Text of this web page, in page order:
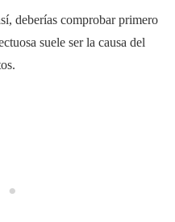
deberías comprobar primero
suele ser la causa del